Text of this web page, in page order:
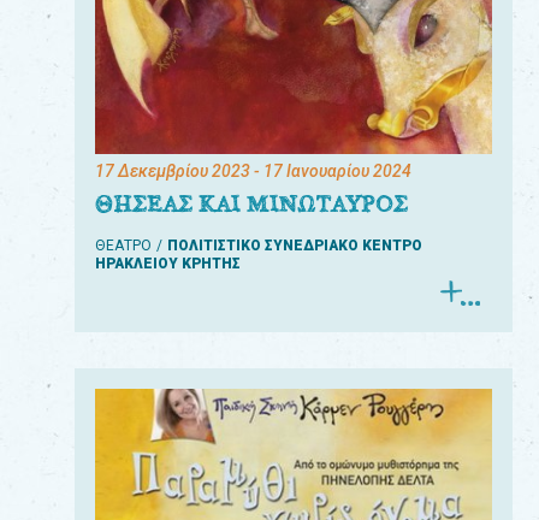
17 Δεκεμβρίου 2023- 17 Ιανουαρίου 2024
ΘΗΣΕΑΣ ΚΑΙ ΜΙΝΩΤΑΥΡΟΣ
ΘΕΑΤΡΟ
ΠΟΛΙΤΙΣΤΙΚΟ ΣΥΝΕΔΡΙΑΚΟ ΚΕΝΤΡΟ
ΗΡΑΚΛΕΙΟΥ ΚΡΗΤΗΣ